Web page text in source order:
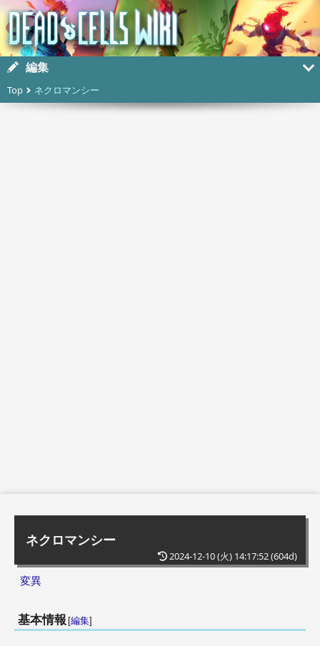
編集
Top ネクロマンシー
ネクロマンシー
2024-12-10 (火) 14:17:52(604d)
変異
基本情報 [編集]